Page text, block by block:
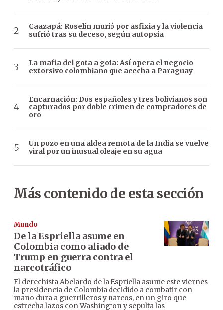
Caazapá: Roselín murió por asfixia y la violencia
sufrió tras su deceso, según autopsia
La mafia del gota a gota: Así opera el negocio
extorsivo colombiano que acecha a Paraguay
Encarnación: Dos españoles y tres bolivianos son
capturados por doble crimen de compradores de
oro
Un pozo en una aldea remota de la India se vuelve
viral por un inusual oleaje en su agua
Más contenido de esta sección
Mundo
De la Espriella asume en
Colombia como aliado de
Trump en guerra contra el
narcotráfico
El derechista Abelardo de la Espriella asume este viernes
la presidencia de Colombia decidido a combatir con
mano dura a guerrilleros y narcos, en un giro que
estrecha lazos con Washington y sepulta las